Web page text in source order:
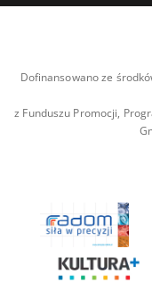
Dofinansowano ze
z Funduszu Promocji,